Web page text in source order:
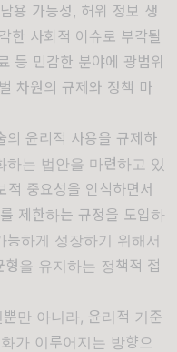
용 가능성, 허위 정보 생
한 사회적 이슈로 부각될
등 민감한 분야에 광범위
차원의 규제와 정책 마
윤리적 사용을 규제하
하는 법안을 마련하고 있
중요성을 인식하면서
제한하는 규정을 도입하
능하게 성장하기 위해서
을 유지하는 정책적 접
만 아니라, 윤리적 기준
가 이루어지는 방향으